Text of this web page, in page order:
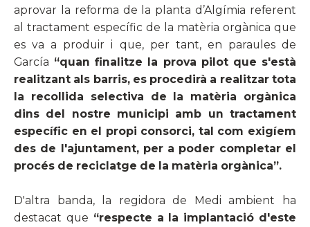
aprovar la reforma de la planta d’Algímia referent
al tractament específic de la matèria orgànica que
es va a produir i que, per tant, en paraules de
García “quan finalitze la prova pilot que s'està
realitzant als barris, es procedirà a realitzar tota
la recollida selectiva de la matèria orgànica
dins del nostre municipi amb un tractament
específic en el propi consorci, tal com exigíem
des de l'ajuntament, per a poder completar el
procés de reciclatge de la matèria orgànica”.
D'altra banda, la regidora de Medi ambient ha
destacat que “respecte a la implantació d'este